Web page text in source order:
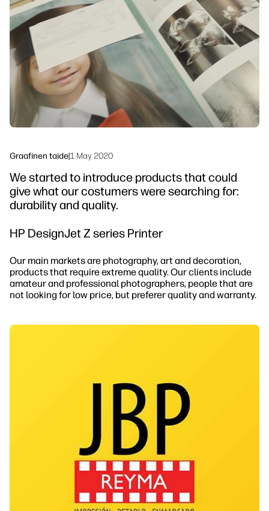
Seuraa meitä
linkedInfacebook
twitteryoutube
Työnkulun ratkaisut
Kestävyys
Graafinen taide|1 May 2020
We started to introduce products that could
give what our costumers were searching for:
durability and quality.
HP DesignJet Z series Printer
Our main markets are photography, art and decoration,
products that require extreme quality. Our clients include
amateur and professional photographers, people that are
not looking for low price, but preferer quality and warranty.